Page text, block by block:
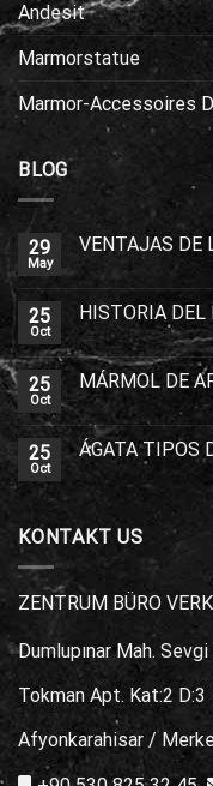
Andesit
Marmorstatue
Marmor-Accessoires
BLOG
29
May
VENTAJAS DE
25
Oct
HISTORIA DEL
25
Oct
MÁRMOL DE
25
Oct
ÁGATA TIPOS
KONTAKT US
ZENTRUM BÜRO
Dumlupınar Mah. Sevgi
Tokman Apt. Kat:2 D:3
Afyonkarahisar /